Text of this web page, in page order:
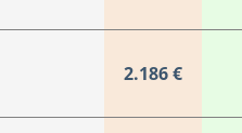
2.186 €